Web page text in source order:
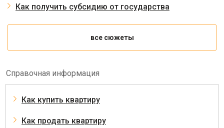
Как получить субсидию от государства
все сюжеты
Справочная информация
Как купить квартиру
Как продать квартиру